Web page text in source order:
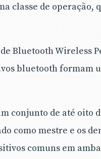
classe de operação,
Bluetooth Wireless
bluetooth formam
conjunto de até oito
como mestre e os
comuns em